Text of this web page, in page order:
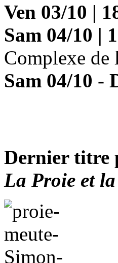
Ven 03/10 |
Sam 04/10 |
Complexe
Sam 04/10 -
Dernier titre
La Proie et